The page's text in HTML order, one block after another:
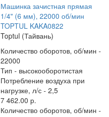
Машинка зачистная прямая
1/4" (6 мм), 22000 об/мин
TOPTUL KAKA0822
Toptul (Тайвань)
Количество оборотов, об/мин -
22000
Тип - высокооборотистая
Потребление воздуха при
нагрузке, л/с - 2,5
7 462.00 р.
Количество оборотов, об/мин -